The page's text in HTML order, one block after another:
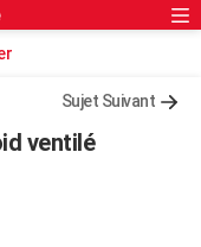
Sujet Suivant
ventilé